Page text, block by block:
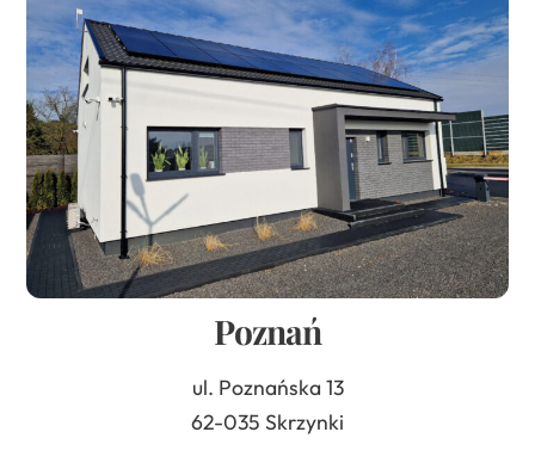
Poznań
ul. Poznańska 13
62-035 Skrzynki